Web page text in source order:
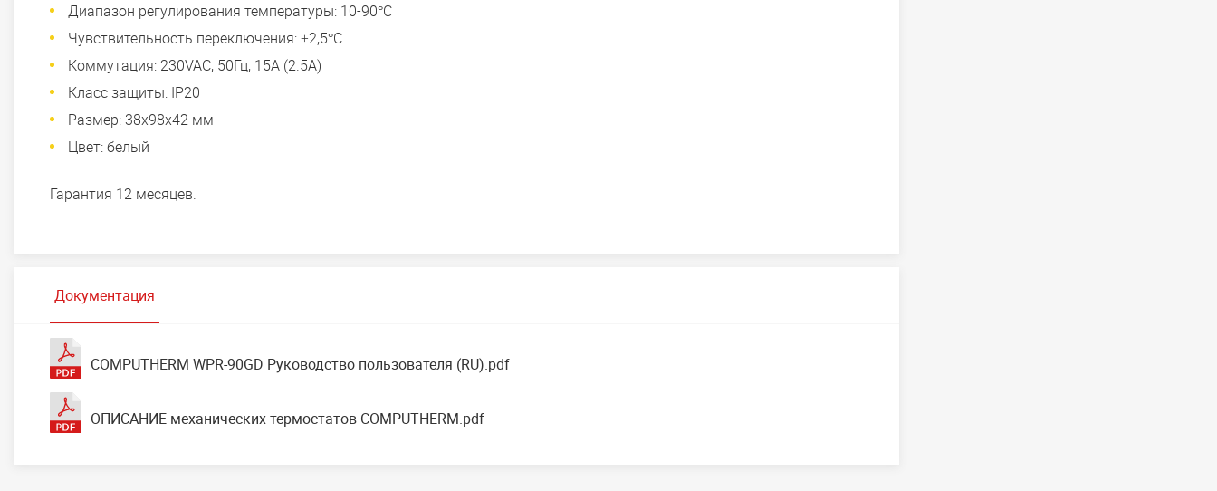
Диапазон регулирования температуры: 10-90°C
Чувствительность переключения: ±2,5°C
Коммутация: 230VAC, 50Гц, 15А (2.5A)
Класс защиты: IP20
Размер: 38x98x42 мм
Цвет: белый
Гарантия 12 месяцев.
Документация
COMPUTHERM WPR-90GD Руководство пользователя (RU).pdf
ОПИСАНИЕ механических термостатов COMPUTHERM.pdf